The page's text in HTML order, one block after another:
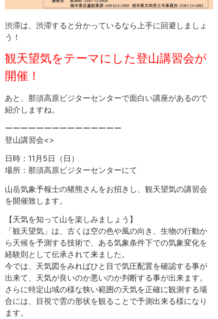
渋滞は、渋滞すると分かっているなら上手に回避しましょ
う！
観天望気をテーマにした登山講習会が
開催！
あと、那須高原ビジターセンターで面白い講座があるので
紹介しますね。
ーーーーーーーーーーーーーーー
登山講習会<>
日時：11月5日（日）
場所：那須高原ビジターセンターにて
山岳気象予報士の猪熊さんをお招きし、観天望気の講習会
を開催致します。
【天気を知って山を楽しみましょう】
「観天望気」は、古くは空の色や風の向き、生物の行動か
ら天候を予測する技術で、ある気象条件下での気象変化を
経験則として伝承されて来ました。
今では、天気図をみればひと目で気圧配置を確認する事が
出来て、天気が良いのか悪いのか判断する事が出来ます。
さらに特定山域の様な狭い範囲の天気を正確に観測する場
合には、目視で雲の形状を観ることで予測出来る様になり
ます。